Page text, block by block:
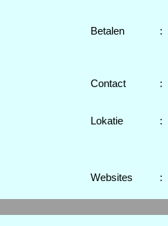
Betalen
:
Contact
:
Lokatie :
Websites :